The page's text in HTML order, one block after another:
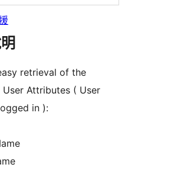
retrieval of the
Attributes ( User
in ):